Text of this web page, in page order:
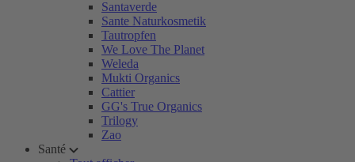
Santaverde
Sante Naturkosmetik
Tautropfen
We Love The Planet
Weleda
Mukti Organics
Cattier
GG's True Organics
Trilogy
Zao
Santé